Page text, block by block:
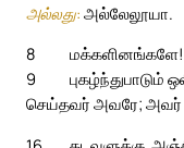
அல்லது: அல்லேலூயா.
8
புகழ்ந்துபாடும்
9
செய்தவர் அவரே; அவர்